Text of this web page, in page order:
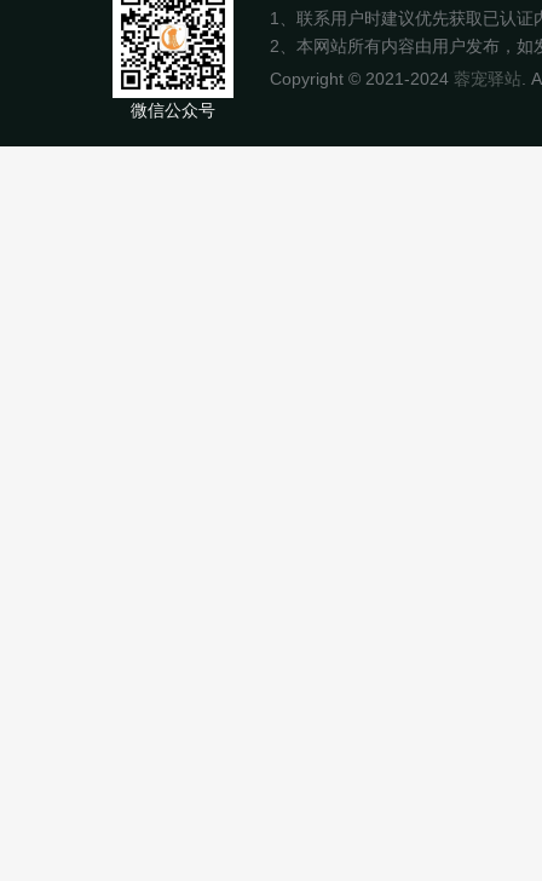
微信公众号
1、联系用户时建议优先获取已认
2、本网站所有内容由用户发布，
Copyright © 2021-2024 蓉宠驿站.